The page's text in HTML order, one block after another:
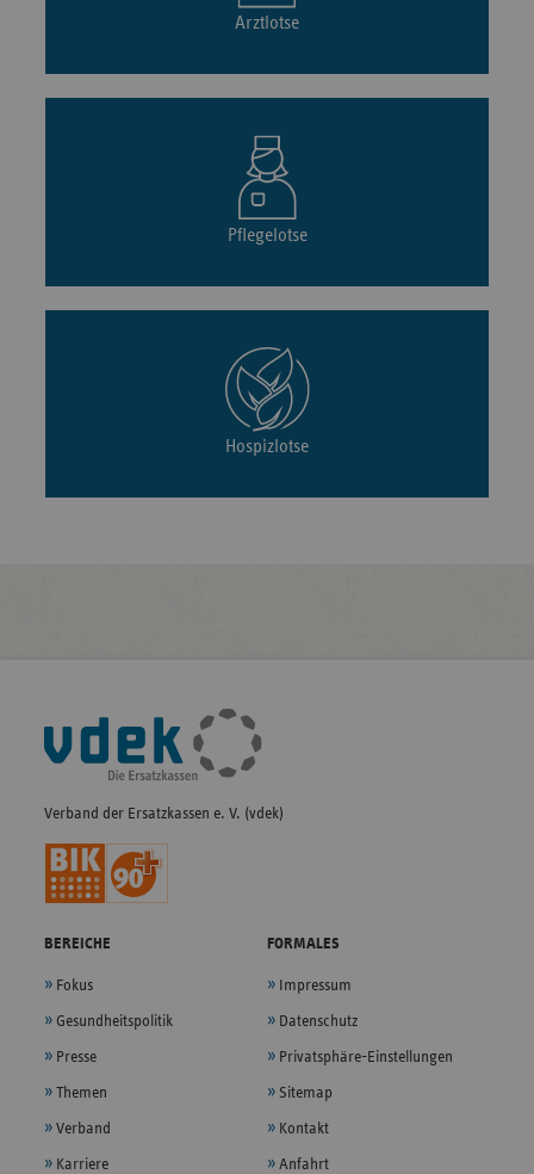
Arztlotse
Pflegelotse
Hospizlotse
Fußleisten-
Navigation
Verband der Ersatzkassen e. V. (vdek)
BEREICHE
Fokus
Gesundheitspolitik
Presse
Themen
Verband
Karriere
FORMALES
Impressum
Datenschutz
Privatsphäre-Einstellungen
Sitemap
Kontakt
Anfahrt